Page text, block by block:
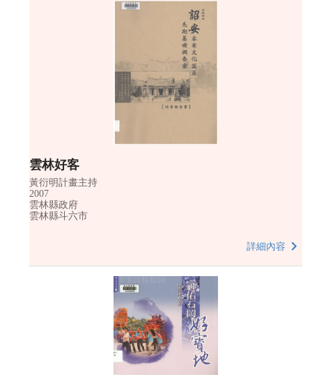
雲林好客
黃衍明計畫主持
2007
雲林縣政府
雲林縣斗六市
詳細內容